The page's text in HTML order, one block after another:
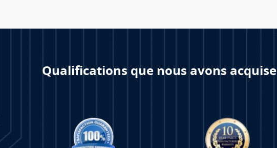
Qualifications que nous avons